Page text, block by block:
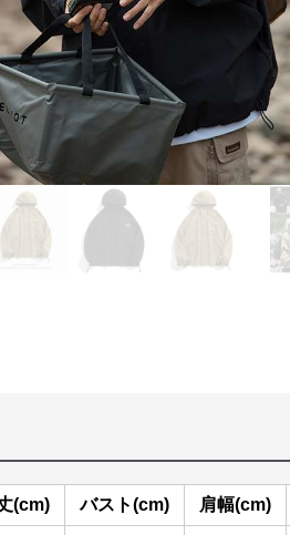
(cm) バスト(cm) 肩幅(cm)